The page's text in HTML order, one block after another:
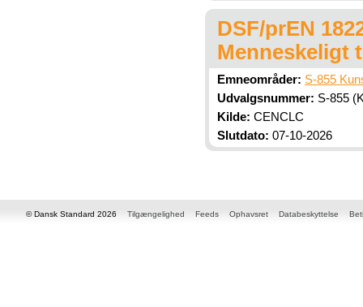
DSF/prEN
Menneskeligt
Emneområder: S-855
Udvalgsnummer: S-855
Kilde: CENCLC
Slutdato: 07-10-2026
© Dansk Standard 2026 Tilgængelighed Feeds Ophavsret Databeskyttelse